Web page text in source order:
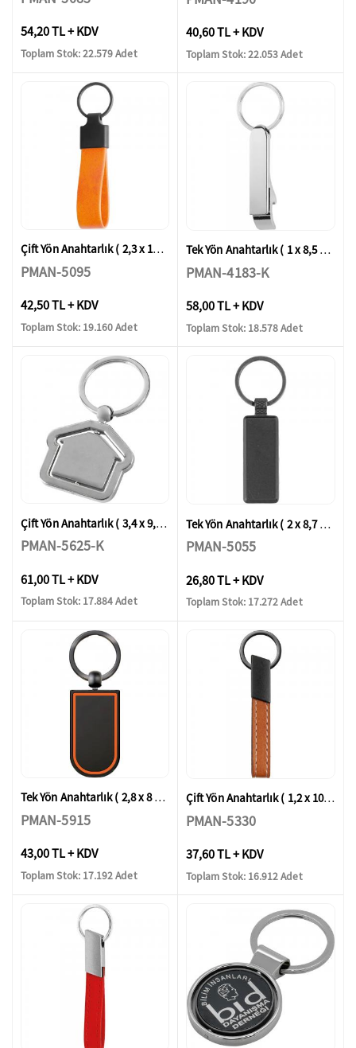
54,20 TL + KDV
Toplam Stok: 22.579 Adet
40,60 TL + KDV
Toplam Stok: 22.053 Adet
Çift Yön Anahtarlık ( 2,3 x 11,5 cm )
PMAN-5095
42,50 TL + KDV
Toplam Stok: 19.160 Adet
Tek Yön Anahtarlık ( 1 x 8,5 cm )
PMAN-4183-K
58,00 TL + KDV
Toplam Stok: 18.578 Adet
Çift Yön Anahtarlık ( 3,4 x 9,3 cm )
PMAN-5625-K
61,00 TL + KDV
Toplam Stok: 17.884 Adet
Tek Yön Anahtarlık ( 2 x 8,7 cm )
PMAN-5055
26,80 TL + KDV
Toplam Stok: 17.272 Adet
Tek Yön Anahtarlık ( 2,8 x 8 cm )
PMAN-5915
43,00 TL + KDV
Toplam Stok: 17.192 Adet
Çift Yön Anahtarlık ( 1,2 x 10 cm )
PMAN-5330
37,60 TL + KDV
Toplam Stok: 16.912 Adet